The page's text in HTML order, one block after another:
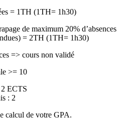
= 1TH (1TH= 1h30)
de maximum 20% d’absences
= 2TH (1TH= 1h30)
=> cours non validé
>= 10
ECTS
: 2
calcul de votre GPA.